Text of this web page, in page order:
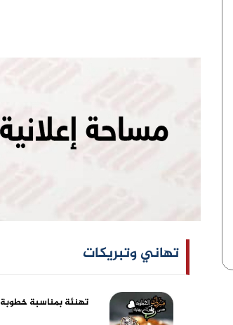
تهاني وتبريكات
تهنئة بمناسبة خطوبة